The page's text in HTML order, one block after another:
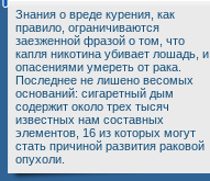
Знания о вреде курения, как
правило, ограничиваются
заезженной фразой о том, что
капля никотина убивает лошадь, и
опасениями умереть от рака.
Последнее не лишено весомых
оснований: сигаретный дым
содержит около трех тысяч
известных нам составных
элементов, 16 из которых могут
стать причиной развития раковой
опухоли.